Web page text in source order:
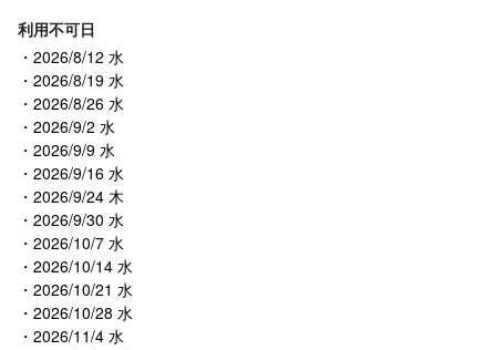
利用不可日
2026/8/12 水
2026/8/19 水
2026/8/26 水
2026/9/2 水
2026/9/9 水
2026/9/16 水
2026/9/24 木
2026/9/30 水
2026/10/7 水
2026/10/14 水
2026/10/21 水
2026/10/28 水
2026/11/4 水